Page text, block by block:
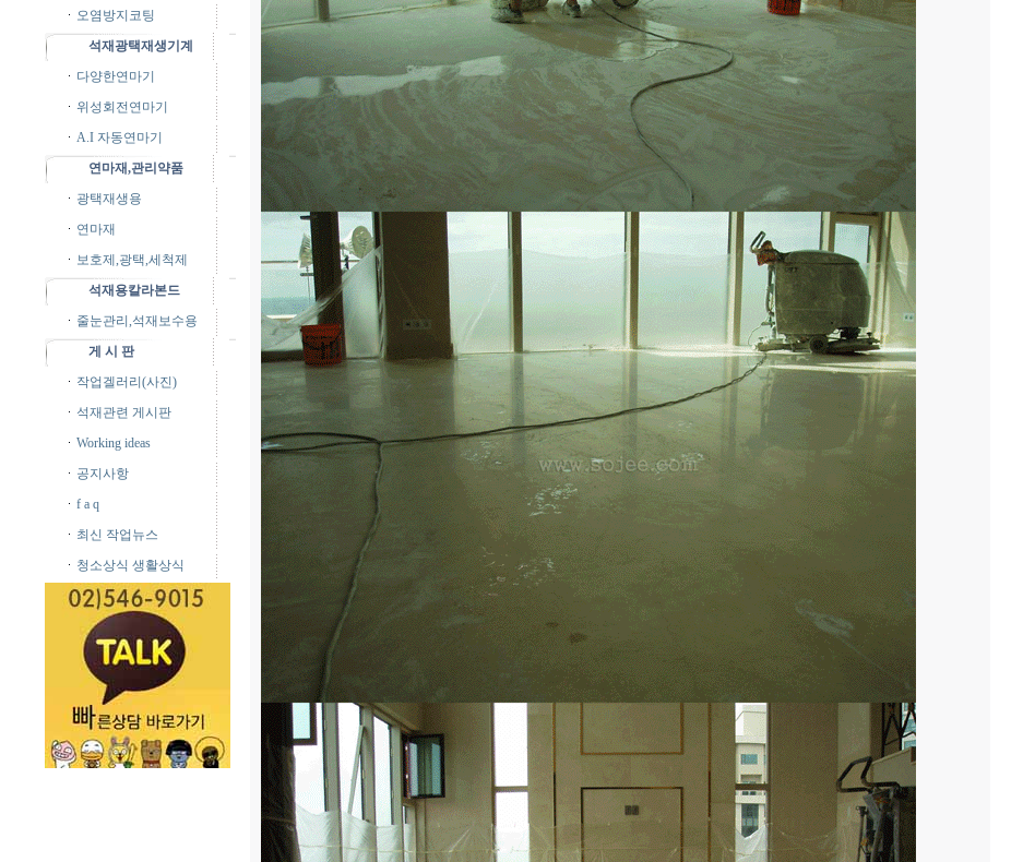
오염방지코팅
석재광택재생기계
다양한연마기
위성회전연마기
A.I 자동연마기
연마재,관리약품
광택재생용
연마재
보호제,광택,세척제
석재용칼라본드
줄눈관리,석재보수용
게 시 판
작업겔러리(사진)
석재관련 게시판
Working ideas
공지사항
f a q
최신 작업뉴스
청소상식 생활상식